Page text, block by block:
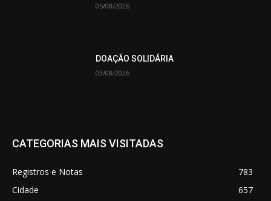
05/08/2026
DOAÇÃO SOLIDÁRIA
03/08/2026
CATEGORIAS MAIS VISITADAS
Registros e Notas
783
Cidade
657